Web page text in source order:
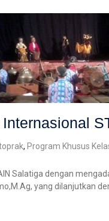
, Program Khusus
Salatiga dengan
yang dilanjutkan